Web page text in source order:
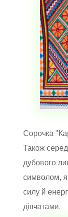
Сорочка
Також
дубового
символом,
силу й
дівчатами.